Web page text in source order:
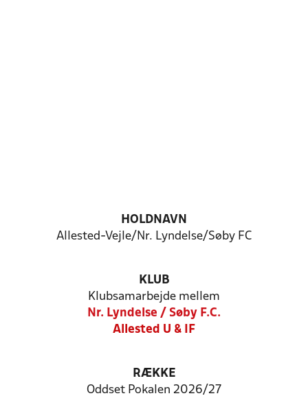
HOLDNAVN
Allested-Vejle/Nr. Lyndelse/Søby FC
KLUB
Klubsamarbejde mellem
Nr. Lyndelse / Søby F.C.
Allested U & IF
RÆKKE
Oddset Pokalen 2026/27